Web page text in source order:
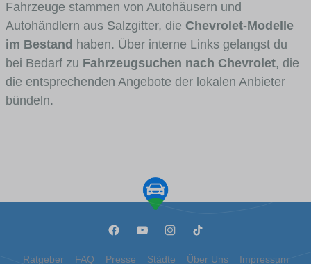
Fahrzeuge stammen von Autohäusern und
Autohändlern aus Salzgitter, die Chevrolet-Modelle
im Bestand haben. Über interne Links gelangst du
bei Bedarf zu Fahrzeugsuchen nach Chevrolet, die
die entsprechenden Angebote der lokalen Anbieter
bündeln.
Ratgeber FAQ Presse Städte Über Uns Impressum